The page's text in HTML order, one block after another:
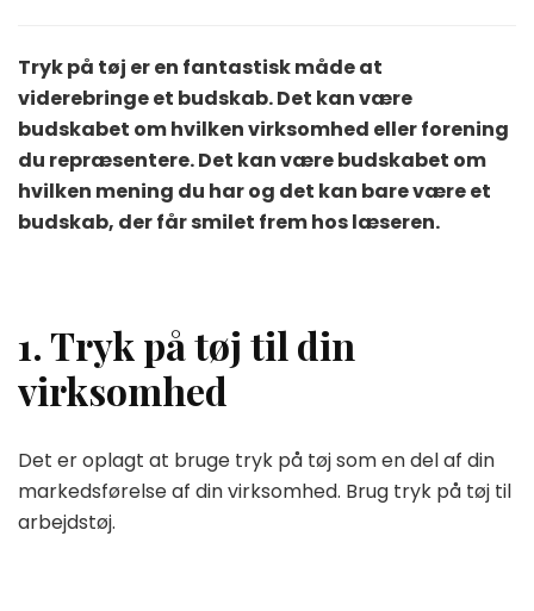
du
kan
bruge
tryk
på
tøj
til
Tryk på tøj er en fantastisk måde at
viderebringe et budskab. Det kan være
budskabet om hvilken virksomhed eller forening
du repræsentere. Det kan være budskabet om
hvilken mening du har og det kan bare være et
budskab, der får smilet frem hos læseren.
1. Tryk på tøj til din
virksomhed
Det er oplagt at bruge tryk på tøj som en del af din
markedsførelse af din virksomhed. Brug tryk på tøj til
arbejdstøj.